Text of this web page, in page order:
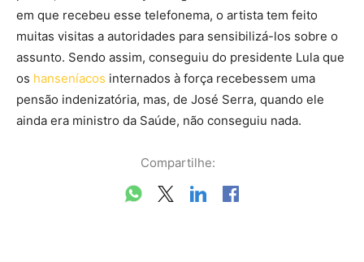
em que recebeu esse telefonema, o artista tem feito
muitas visitas a autoridades para sensibilizá-los sobre o
assunto. Sendo assim, conseguiu do presidente Lula que
os hanseníacos internados à força recebessem uma
pensão indenizatória, mas, de José Serra, quando ele
ainda era ministro da Saúde, não conseguiu nada.
Compartilhe: